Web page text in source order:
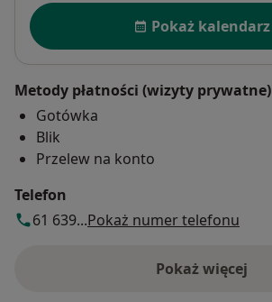
Dostępność
Pokaż kalendarz
Metody płatności (wizyty prywatne)
Gotówka
Blik
Przelew na konto
Telefon
61 639...Pokaż numer telefonu
Pokaż więcej
o adresie